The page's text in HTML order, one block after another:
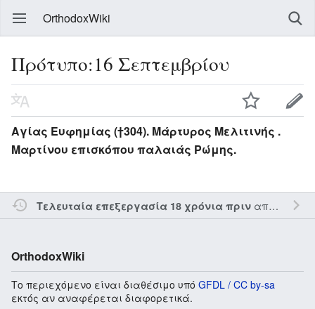
OrthodoxWiki
Πρότυπο:16 Σεπτεμβρίου
Αγίας Ευφημίας (†304). Μάρτυρος Μελιτινής .
Μαρτίνου επισκόπου παλαιάς Ρώμης.
Τελευταία επεξεργασία 18 χρόνια πριναπό τον την
OrthodoxWiki
Το περιεχόμενο είναι διαθέσιμο υπό GFDL / CC by-sa
εκτός αν αναφέρεται διαφορετικά.